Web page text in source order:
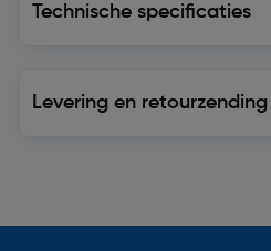
Technische specificaties
Levering en retourzending